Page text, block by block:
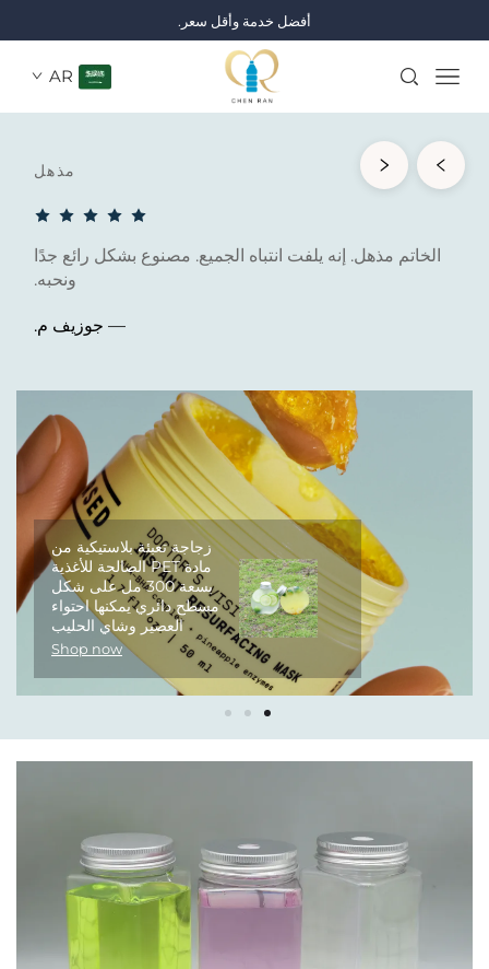
أفضل خدمة وأقل سعر.
AR
مذهل
الخاتم مذهل. إنه يلفت انتباه الجميع. مصنوع بشكل رائع جدًا
ونحبه.
— جوزيف م.
زجاجة تعبئة بلاستيكية من
مادة PET الصالحة للأغذية
بسعة 300 مل على شكل
مسطح دائري يمكنها احتواء
العصير وشاي الحليب
Shop now